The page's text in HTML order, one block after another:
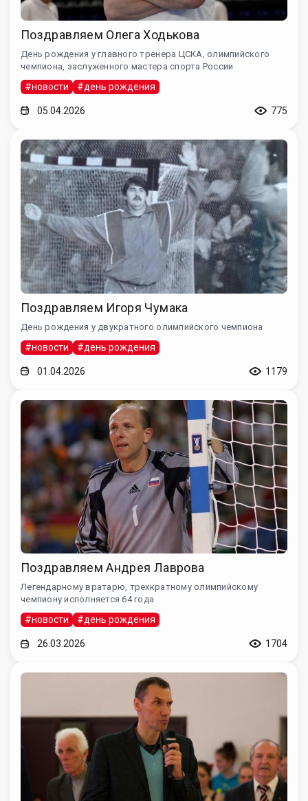
Поздравляем Олега Ходькова
День рождения у главного тренера ЦСКА, олимпийского
чемпиона, заслуженного мастера спорта России
#новости #день рождения
05.04.2026 775
Поздравляем Игоря Чумака
День рождения у двукратного олимпийского чемпиона
#новости #день рождения
01.04.2026 1179
Поздравляем Андрея Лаврова
Легендарному вратарю, трехкратному олимпийскому
чемпиону исполняется 64 года
#новости #день рождения
26.03.2026 1704